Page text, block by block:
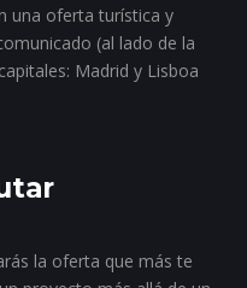
una oferta turística y
(al lado de la
Madrid y Lisboa
la oferta que más te